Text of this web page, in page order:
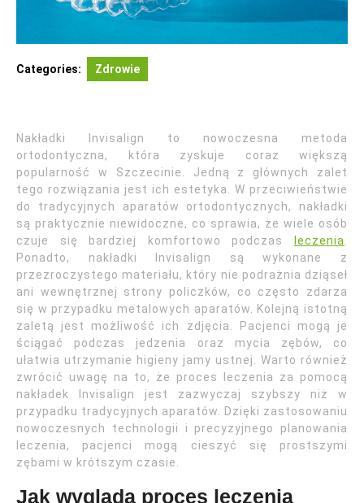
Categories: Zdrowie
Nakładki Invisalign to nowoczesna metoda
ortodontyczna, która zyskuje coraz większą
popularność w Szczecinie. Jedną z głównych zalet
tego rozwiązania jest ich estetyka. W przeciwieństwie
do tradycyjnych aparatów ortodontycznych, nakładki
są praktycznie niewidoczne, co sprawia, że wiele osób
czuje się bardziej komfortowo podczas
leczenia
Ponadto, nakładki Invisalign są wykonane z
przezroczystego materiału, który nie podrażnia dziąseł
ani wewnętrznej strony policzków, co często zdarza
się w przypadku metalowych aparatów. Kolejną istotną
zaletą jest możliwość ich zdjęcia. Pacjenci mogą je
ściągać podczas jedzenia oraz mycia zębów, co
ułatwia utrzymanie higieny jamy ustnej. Warto również
zwrócić uwagę na to, że proces leczenia za pomocą
nakładek Invisalign jest zazwyczaj szybszy niż w
przypadku tradycyjnych aparatów. Dzięki zastosowaniu
nowoczesnych technologii i precyzyjnego planowania
leczenia, pacjenci mogą cieszyć się prostszymi
zębami w krótszym czasie.
Jak wygląda proces leczenia